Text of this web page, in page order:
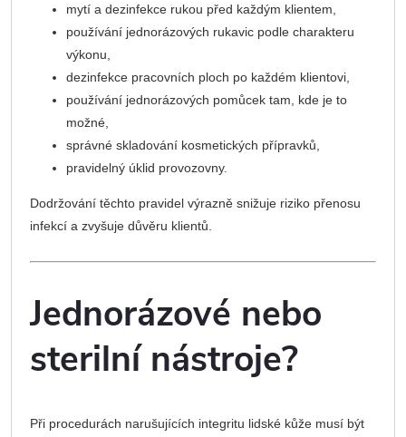
mytí a dezinfekce rukou před každým klientem,
používání jednorázových rukavic podle charakteru
výkonu,
dezinfekce pracovních ploch po každém klientovi,
používání jednorázových pomůcek tam, kde je to
možné,
správné skladování kosmetických přípravků,
pravidelný úklid provozovny.
Dodržování těchto pravidel výrazně snižuje riziko přenosu
infekcí a zvyšuje důvěru klientů.
Jednorázové nebo
sterilní nástroje?
Při procedurách narušujících integritu lidské kůže musí být